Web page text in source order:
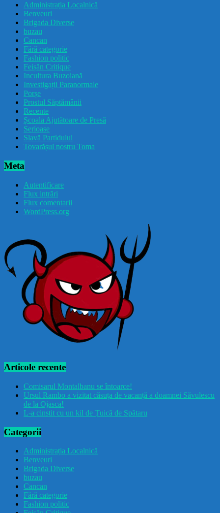
Administrația Localnică
Benveuri
Brigada Diverse
buzau
Cancan
Fără categorie
Fashion politic
Feișăn Critique
Incultura Buzoiană
Investigații Paranormale
Porșe
Prostul Săptămânii
Recente
Școala Ajutătoare de Presă
Serioase
Slavă Partidului
Tovarășul nostru Toma
Meta
Autentificare
Flux intrări
Flux comentarii
WordPress.org
Articole recente
Comisarul Montalbanu se întoarce!
Ursul Rambo a vizitat căsuța de vacanță a doamnei Săvulescu
de la Ojasca!
L-a cinstit cu un kil de Țuică de Spătaru
Categorii
Administrația Localnică
Benveuri
Brigada Diverse
buzau
Cancan
Fără categorie
Fashion politic